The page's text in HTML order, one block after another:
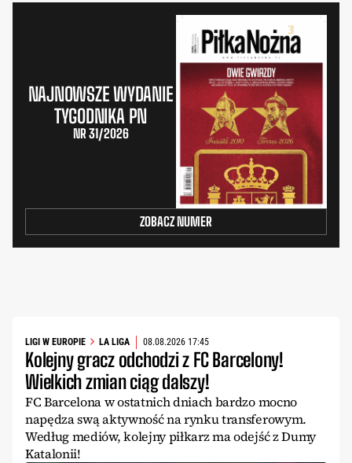
NAJNOWSZE WYDANIE
TYGODNIKA PN
NR 31/2026
ZOBACZ NUMER
LIGI W EUROPIE LA LIGA 08.08.2026 17:45
Kolejny gracz odchodzi z FC Barcelony!
Wielkich zmian ciąg dalszy!
FC Barcelona w ostatnich dniach bardzo mocno
napędza swą aktywność na rynku transferowym.
Według mediów, kolejny piłkarz ma odejść z Dumy
Katalonii!